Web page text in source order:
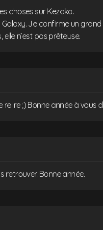
choses sur Kezako.
Je confirme un
elle n’est pas prêteuse.
;) Bonne année à vous
retrouver. Bonne année.